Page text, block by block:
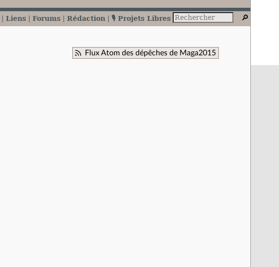
Liens Forums Rédaction 🎙️ Projets Libres
Flux Atom des dépêches de Maga2015